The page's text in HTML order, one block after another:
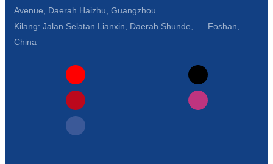
Avenue, Daerah Haizhu, Guangzhou
Kilang: Jalan Selatan Lianxin, Daerah Shunde, Foshan,
China